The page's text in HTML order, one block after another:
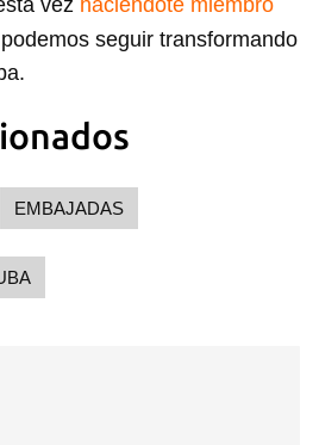
de 14ymedio.
vez haciéndote miembro
seguir transformando
EMBAJADAS